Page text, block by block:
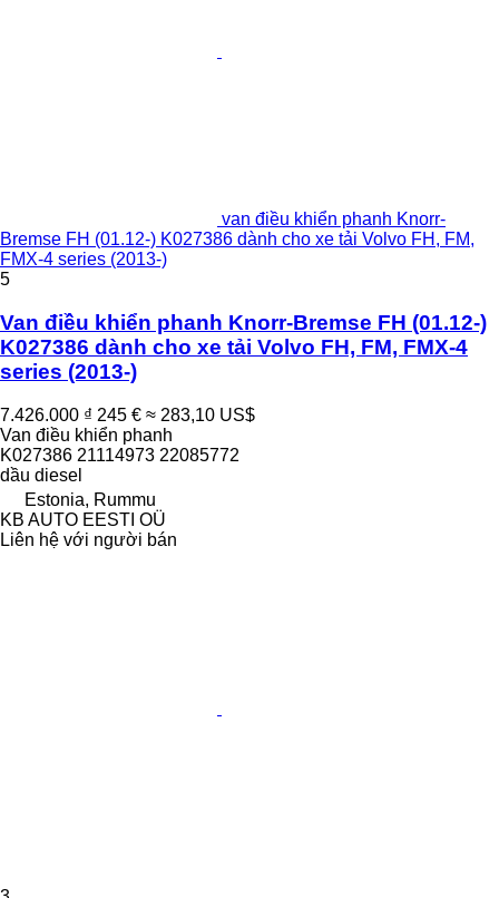
van điều khiển phanh Knorr-
Bremse FH (01.12-) K027386 dành cho xe tải Volvo FH, FM,
FMX-4 series (2013-)
5
Van điều khiển phanh Knorr-Bremse FH (01.12-)
K027386 dành cho xe tải Volvo FH, FM, FMX-4
series (2013-)
7.426.000 ₫ 245 € ≈ 283,10 US$
Van điều khiển phanh
K027386 21114973 22085772
dầu diesel
Estonia, Rummu
KB AUTO EESTI OÜ
Liên hệ với người bán